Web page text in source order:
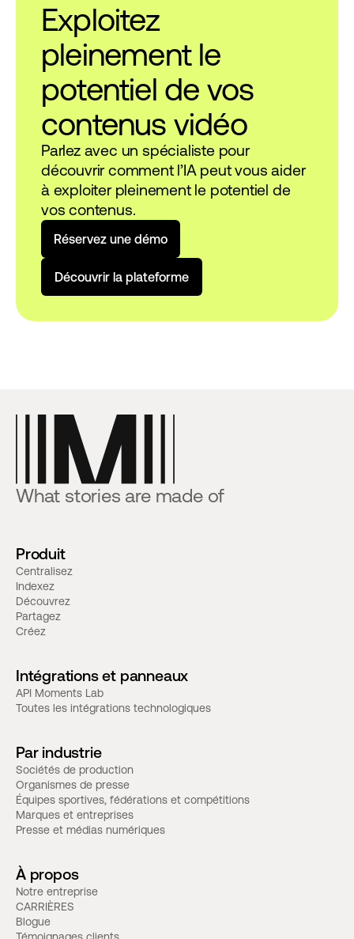
Exploitez
pleinement le
potentiel de vos
contenus vidéo
Parlez avec un spécialiste pour
découvrir comment l’IA peut vous aider
à exploiter pleinement le potentiel de
vos contenus.
Réservez une démo
Découvrir a p ateforme
What stories are made of
Produit
Centralisez
Indexez
Découvrez
Partagez
Créez
Intégrations et panneaux
API Moments Lab
Toutes les intégrations technologiques
Par industrie
Sociétés de production
Organismes de presse
Équipes sportives, fédérations et compétitions
Marques et entreprises
Presse et médias numériques
À propos
Notre entreprise
CARRIÈRES
Blogue